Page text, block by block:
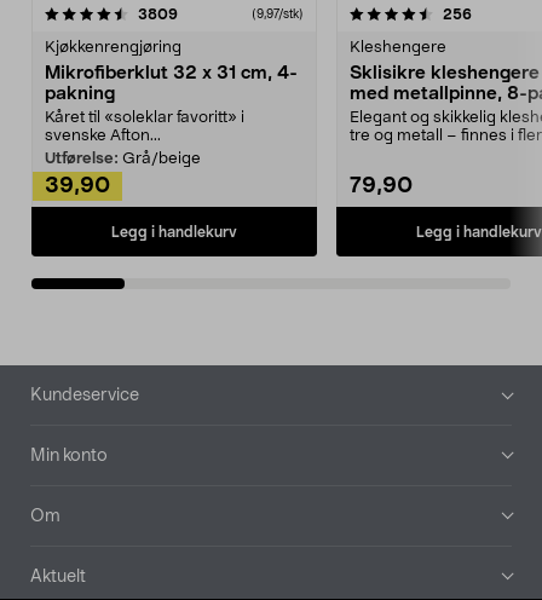
3809anmeldelser(9,97/stk)
Kjøkkenrengjøring
Mikrofiberklut 32 x 31 cm, 4-
pakning
Kåret til «soleklar favoritt» i
svenske Afton...
Utførelse: Grå/beige
39,90
Legg i handlekurv
4.5av 5 stjerner 256
Kleshengere
Sklisikre
med metallpinne, 8-
Elegant og skikkelig
tre og metall – finnes i
79,90
Legg i handlekurv
4.5av 5 stjerner
Bunntekst
Kundeservice
Min konto
Om
Aktuelt